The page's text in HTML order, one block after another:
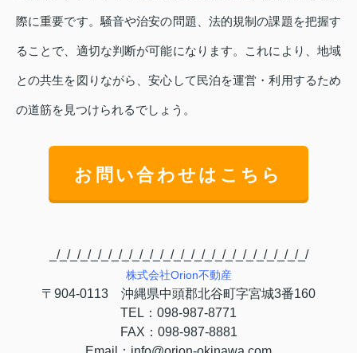
際に重要です。騒音や治安の問題、法的規制の課題を把握す
ることで、適切な判断が可能になります。これにより、地域
との共生を図りながら、安心して民泊を運営・利用するため
の道筋を見つけられるでしょう。
お問い合わせはこちら
_/_/_/_/_/_/_/_/_/_/_/_/_/_/_/_/_/_/_/_/_/_/_/_/_/
株式会社Orion不動産
〒 904-0113 沖縄県中頭郡北谷町字宮城3番160
TEL ： 098-987-8771
FAX ： 098-987-8881